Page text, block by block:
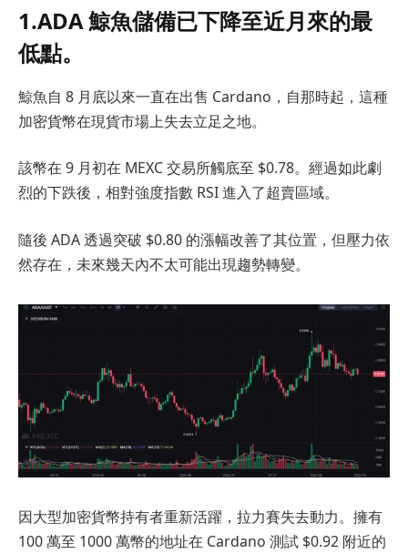
1.ADA 鯨魚儲備已下降至近月來的最
低點。
鯨魚自 8 月底以來一直在出售 Cardano，自那時起，這種
加密貨幣在現貨市場上失去立足之地。
該幣在 9 月初在 MEXC 交易所觸底至 $0.78。經過如此劇
烈的下跌後，相對強度指數 RSI 進入了超賣區域。
隨後 ADA 透過突破 $0.80 的漲幅改善了其位置，但壓力依
然存在，未來幾天內不太可能出現趨勢轉變。
因大型加密貨幣持有者重新活躍，拉力賽失去動力。擁有
100 萬至 1000 萬幣的地址在 Cardano 測試 $0.92 附近的